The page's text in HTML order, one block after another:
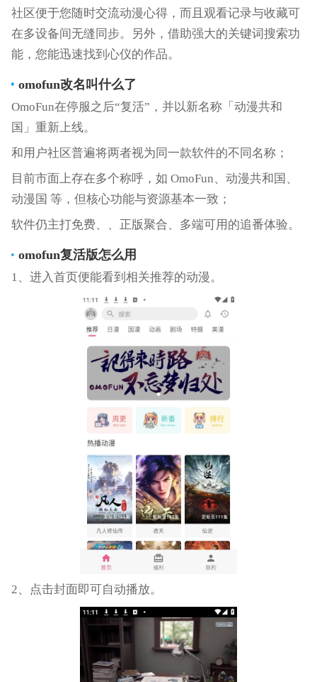
社区便于您随时交流动漫心得，而且观看记录与收藏可
在多设备间无缝同步。另外，借助强大的关键词搜索功
能，您能迅速找到心仪的作品。
omofun改名叫什么了
OmoFun在停服之后“复活”，并以新名称「动漫共和
国」重新上线。
和用户社区普遍将两者视为同一款软件的不同名称；
目前市面上存在多个称呼，如 OmoFun、动漫共和国、
动漫国 等，但核心功能与资源基本一致；
软件仍主打免费、、正版聚合、多端可用的追番体验。
omofun复活版怎么用
1、进入首页便能看到相关推荐的动漫。
2、点击封面即可自动播放。